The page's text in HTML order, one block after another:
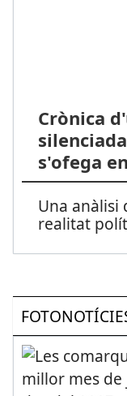
Crònica
s'ofega
Una anàlisi
realitat